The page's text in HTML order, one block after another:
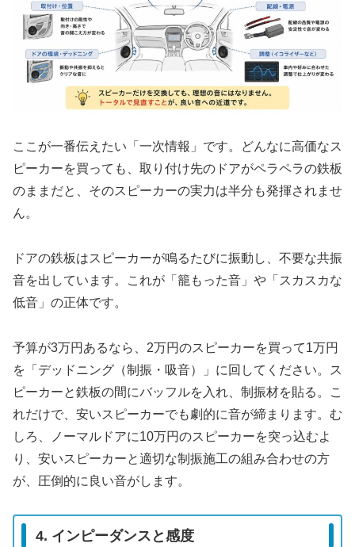
ここが一番伝えたい「一次情報」です。どんなに高価なス
ピーカーを買っても、取り付け先のドアがペラペラの鉄板
のままだと、そのスピーカーの実力は半分も発揮されませ
ん。
ドアの鉄板はスピーカーが鳴るたびに振動し、不要な共振
音を出しています。これが「籠もった音」や「スカスカな
低音」の正体です。
予算が3万円あるなら、2万円のスピーカーを買って1万円
を「デッドニング（制振・吸音）」に回してください。ス
ピーカーと鉄板の間にバッフルを入れ、制振材を貼る。こ
れだけで、安いスピーカーでも劇的に音が締まります。む
しろ、ノーマルドアに10万円のスピーカーを突っ込むよ
り、安いスピーカーと適切な制振施工の組み合わせの方
が、圧倒的に良い音がします。
4. インピーダンスと感度